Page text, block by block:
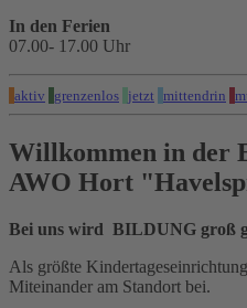
In den Ferien
07.00- 17.00 Uhr
aktiv grenzenlos jetzt mittendrin
Willkommen in der
AWO Hort
Bei uns wird BILDUNG groß
Als größte
Miteinander am Standort bei.